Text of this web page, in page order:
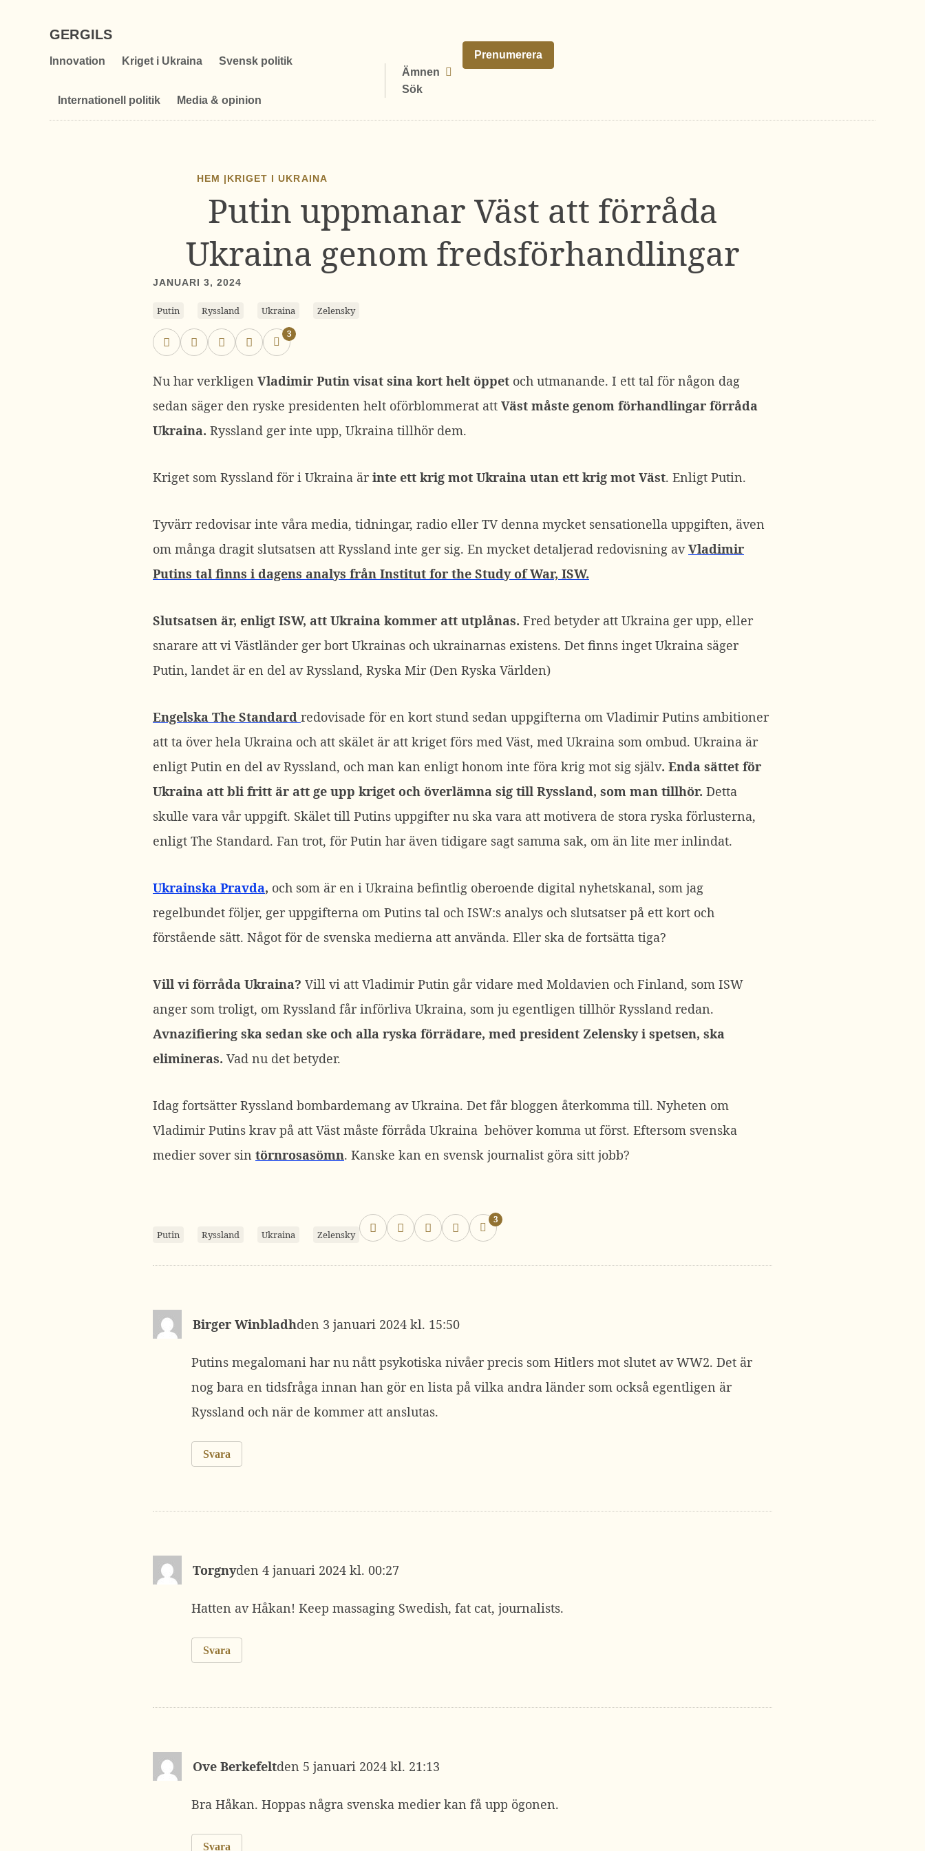
GERGILS
Innovation Kriget i Ukraina Svensk politik
Internationell politik Media & opinion
Ämnen
Sök
Prenumerera
HEM |KRIGET I UKRAINA
Putin uppmanar Väst att förråda
Ukraina genom fredsförhandlingar
JANUARI 3, 2024
Putin Ryssland Ukraina Zelensky
3
Nu har verkligen Vladimir Putin visat sina kort helt öppet och utmanande. I ett tal för någon dag
sedan säger den ryske presidenten helt oförblommerat att Väst måste genom förhandlingar förråda
Ukraina. Ryssland ger inte upp, Ukraina tillhör dem.
Kriget som Ryssland för i Ukraina är inte ett krig mot Ukraina utan ett krig mot Väst. Enligt Putin.
Tyvärr redovisar inte våra media, tidningar, radio eller TV denna mycket sensationella uppgiften, även
om många dragit slutsatsen att Ryssland inte ger sig. En mycket detaljerad redovisning avVladimir
Putins tal finns i dagens analys från Institut for the Study of War, ISW.
Slutsatsen är, enligt ISW, att Ukraina kommer att utplånas. Fred betyder att Ukraina ger upp, eller
snarare att vi Västländer ger bort Ukrainas och ukrainarnas existens. Det finns inget Ukraina säger
Putin, landet är en del av Ryssland, Ryska Mir (Den Ryska Världen)
Engelska The Standard redovisade för en kort stund sedan uppgifterna om Vladimir Putins ambitioner
att ta över hela Ukraina och att skälet är att kriget förs med Väst, med Ukraina som ombud. Ukraina är
enligt Putin en del av Ryssland, och man kan enligt honom inte föra krig mot sig själv. Enda sättet för
Ukraina att bli fritt är att ge upp kriget och överlämna sig till Ryssland, som man tillhör. Detta
skulle vara vår uppgift. Skälet till Putins uppgifter nu ska vara att motivera de stora ryska förlusterna,
enligt The Standard. Fan trot, för Putin har även tidigare sagt samma sak, om än lite mer inlindat.
Ukrainska Pravda, och som är en i Ukraina befintlig oberoende digital nyhetskanal, som jag
regelbundet följer, ger uppgifterna om Putins tal och ISW:s analys och slutsatser på ett kort och
förstående sätt. Något för de svenska medierna att använda. Eller ska de fortsätta tiga?
Vill vi förråda Ukraina? Vill vi att Vladimir Putin går vidare med Moldavien och Finland, som ISW
anger som troligt, om Ryssland får införliva Ukraina, som ju egentligen tillhör Ryssland redan.
Avnazifiering ska sedan ske och alla ryska förrädare, med president Zelensky i spetsen, ska
elimineras. Vad nu det betyder.
Idag fortsätter Ryssland bombardemang av Ukraina. Det får bloggen återkomma till. Nyheten om
Vladimir Putins krav på att Väst måste förråda Ukraina behöver komma ut först. Eftersom svenska
medier sover sin törnrosasömn. Kanske kan en svensk journalist göra sitt jobb?
Putin Ryssland Ukraina Zelensky
3
Birger Winbladh 3 januari 2024 kl. 15:50
Putins megalomani har nu nått psykotiska nivåer precis som Hitlers mot slutet av WW2. Det är
nog bara en tidsfråga innan han gör en lista på vilka andra länder som också egentligen är
Ryssland och när de kommer att anslutas.
Svara
Torgny 4 januari 2024 kl. 00:27
Hatten av Håkan! Keep massaging Swedish, fat cat, journalists.
Svara
Ove Berkefelt 5 januari 2024 kl. 21:13
Bra Håkan. Hoppas några svenska medier kan få upp ögonen.
Svara